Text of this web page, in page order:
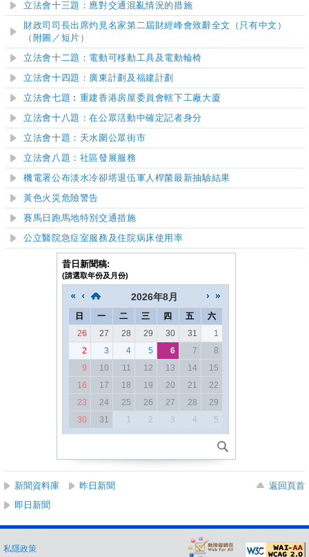
立法會十三題：應對交通混亂情況的措施
財政司司長出席灼見名家第二屆財經峰會致辭全文（只有中文）
（附圖 ／短片 ）
立法會十二題：電動可移動工具及電動輪椅
立法會十四題：廣東計劃及福建計劃
立法會七題︰重建香港房屋委員會轄下工廠大廈
立法會十八題：在公眾活動中確定記者身分
立法會十題：天水圍公眾街市
立法會八題：社區發展服務
機電署公布淡水冷卻塔退伍軍人桿菌最新抽驗結果
黃色火災危險警告
賽馬日跑馬地特別交通措施
公立醫院急症室服務及住院病床使用率
昔日新聞稿:
(請選取年份及月份)
2026年8月
日 一 二 三 四 五
六
26
27 28 29 30 31
1
2
3 4 5 6 7
8
9
10 11 12 13 14
15
16
17 18 19 20 21
22
23
24 25 26 27 28
29
30
31 1 2 3 4 5
新聞資料庫 昨日新聞
返回頁首
即日新聞
私隱政策